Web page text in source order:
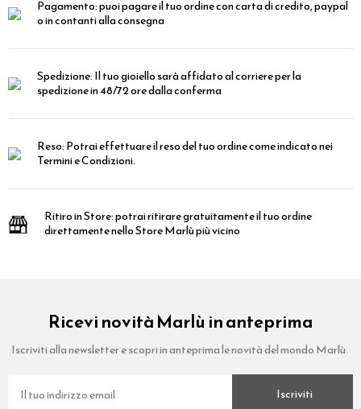
Pagamento:puoi pagare il tuo ordine con carta di credito, paypal
o in contanti alla consegna
Spedizione:Il tuo gioiello sarà affidato al corriere per la
spedizione in 48/72 ore dalla conferma
Reso:Potrai effettuare il reso del tuo ordine come indicato nei
Termini e Condizioni.
Ritiro in Store:potrai ritirare gratuitamente il tuo ordine
direttamente nello Store Marlù più vicino
Ricevi novità Marlù in anteprima
Iscriviti alla newsletter e scopri in anteprima le novità del mondo Marlù.
Iscriviti